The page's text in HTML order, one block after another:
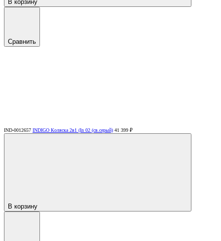
В корзину
Сравнить
IND-0012657 INDIGO Коляска 2в1 (In 02 (св.серый) 41 399 ₽
В корзину